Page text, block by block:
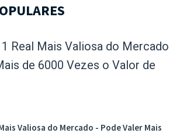
Valiosa do Mercado - Pode Valer Mais